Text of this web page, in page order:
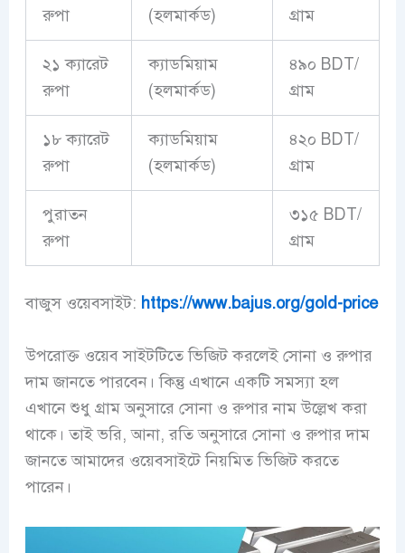
রুপা
(হলমার্কড)
গ্রাম
২১ ক্যারেট
রুপা
ক্যাডমিয়াম
(হলমার্কড)
৪৯০ BDT/
গ্রাম
১৮ ক্যারেট
রুপা
ক্যাডমিয়াম
(হলমার্কড)
৪২০ BDT/
গ্রাম
পুরাতন
রুপা
৩১৫ BDT/
গ্রাম
বাজুস ওয়েবসাইট: https://www.bajus.org/gold-price
উপরোক্ত ওয়েব সাইটটিতে ভিজিট করলেই সোনা ও রুপার
দাম জানতে পারবেন। কিন্তু এখানে একটি সমস্যা হল
এখানে শুধু গ্রাম অনুসারে সোনা ও রুপার নাম উল্লেখ করা
থাকে। তাই ভরি, আনা, রতি অনুসারে সোনা ও রুপার দাম
জানতে আমাদের ওয়েবসাইটে নিয়মিত ভিজিট করতে
পারেন।